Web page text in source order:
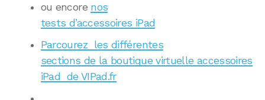
ou encore nos
tests d’accessoires iPad
Parcourez les différentes
sections de la boutique virtuelle accessoires
iPad de VIPad.fr